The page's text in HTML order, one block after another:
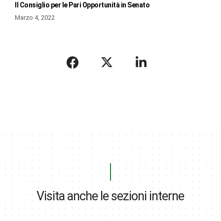
Il Consiglio per le Pari Opportunità in Senato
Marzo 4, 2022
Visita anche le sezioni interne